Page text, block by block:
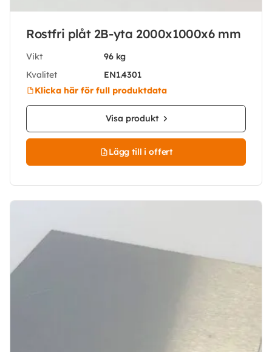
Rostfri plåt 2B-yta 2000x1000x6 mm
Vikt
96 kg
Kvalitet
EN1.4301
Klicka här för full produktdata
Visa produkt
Lägg till i offert